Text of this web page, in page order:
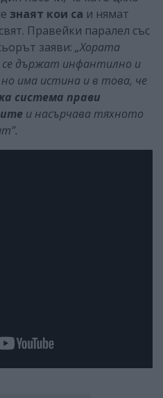
знаят кои са и нямат
Правейки паралел със
заяви: „Хората
държат инфантилно и
има истина и в това, че
система прави
и насърчава тяхното